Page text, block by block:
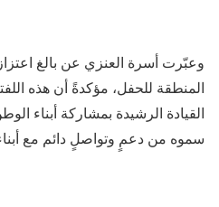
وعبّرت أسرة العنزي عن بالغ
المنطقة للحفل، مؤكدةً أن هذه
القيادة الرشيدة بمشاركة أبناء
سموه من دعمٍ وتواصلٍ دائم مع